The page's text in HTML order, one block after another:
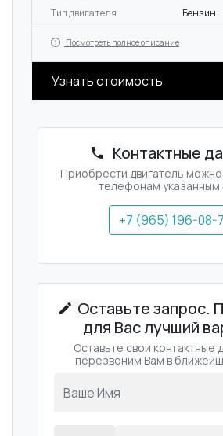
Тип двигателя
Бензин
Посмотреть полное описание
Узнать стоимость
Контактные
Приобрести двигатель
телефонам указанным
+7 (965) 196-08-
Оставьте запрос.
для Вас лучший
Оставьте свои контактные
перезвоним Вам в